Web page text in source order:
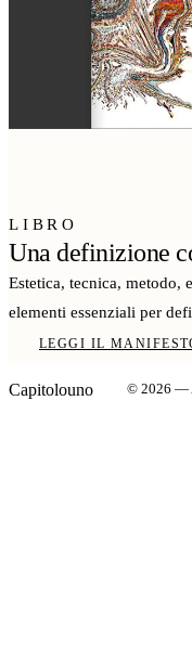
LIBRO
Una definizione
Estetica, tecnica, metodo,
elementi essenziali per
LEGGI IL
Capitolouno © 2026 —